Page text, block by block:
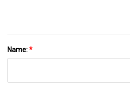
Name:*